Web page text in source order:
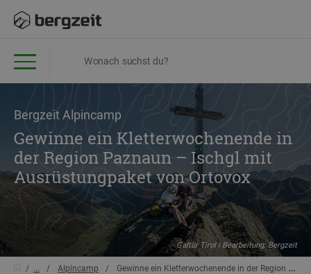
Bergzeit Alpincamp
Gewinne ein Kletterwochenende in
der Region Paznaun – Ischgl mit
Ausrüstungpaket von Ortovox
Galtür Tirol | Bearbeitung: Bergzeit
... Alpincamp Gewinne ein Kletterwochenende in der Region Paznaun – Ischgl mit Ausrüstungpaket von Ortovox